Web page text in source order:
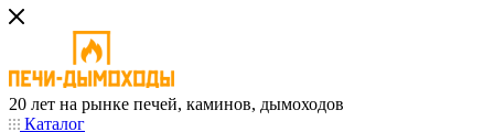
20 лет на рынке печей, каминов, дымоходов
Каталог